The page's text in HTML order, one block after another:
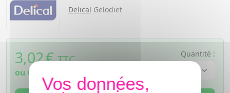
Delical Gelodiet
3,02€ TTC
ou 0,76€
Quantité :